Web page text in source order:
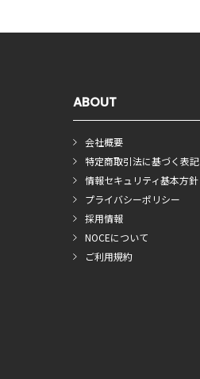
ABOUT
会社概要
特定商取引法に基づく表記
情報セキュリティ基本方針
プライバシーポリシー
採用情報
NOCEについて
ご利用規約